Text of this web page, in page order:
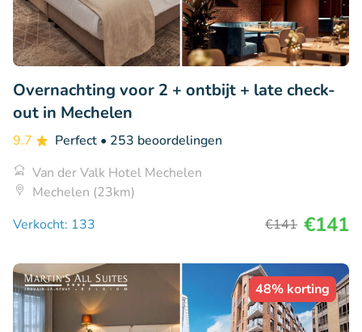
Overnachting voor 2 + ontbijt + late check-
out in Mechelen
9.7 Perfect • 253 beoordelingen
Van der Valk Hotel Mechelen
Mechelen (23km)
Verkocht: 133
€141 €141
48% korting